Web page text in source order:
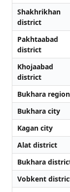
Shakhrikhan
district
Pakhtaabad
district
Khojaabad
district
Bukhara region
Bukhara city
Kagan city
Alat district
Bukhara
Vobkent